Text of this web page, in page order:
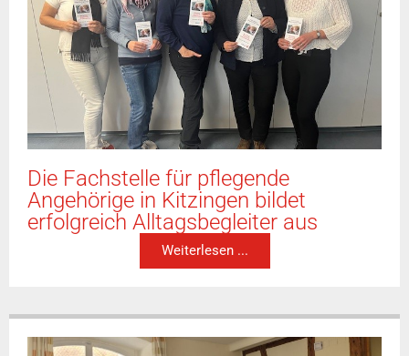
Die Fachstelle für pflegende
Angehörige in Kitzingen bildet
erfolgreich Alltagsbegleiter aus
Weiterlesen ...